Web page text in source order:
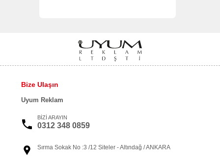
Bize Ulaşın
Uyum Reklam
BİZİ ARAYIN
0312 348 0859
Sırma Sokak No :3 /12 Siteler - Altındağ / ANKARA